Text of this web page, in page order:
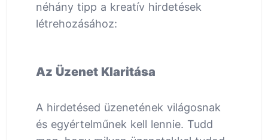
néhány tipp a kreatív hirdetések
létrehozásához:
Az Üzenet Klaritása
A hirdetésed üzenetének világosnak
és egyértelműnek kell lennie. Tudd